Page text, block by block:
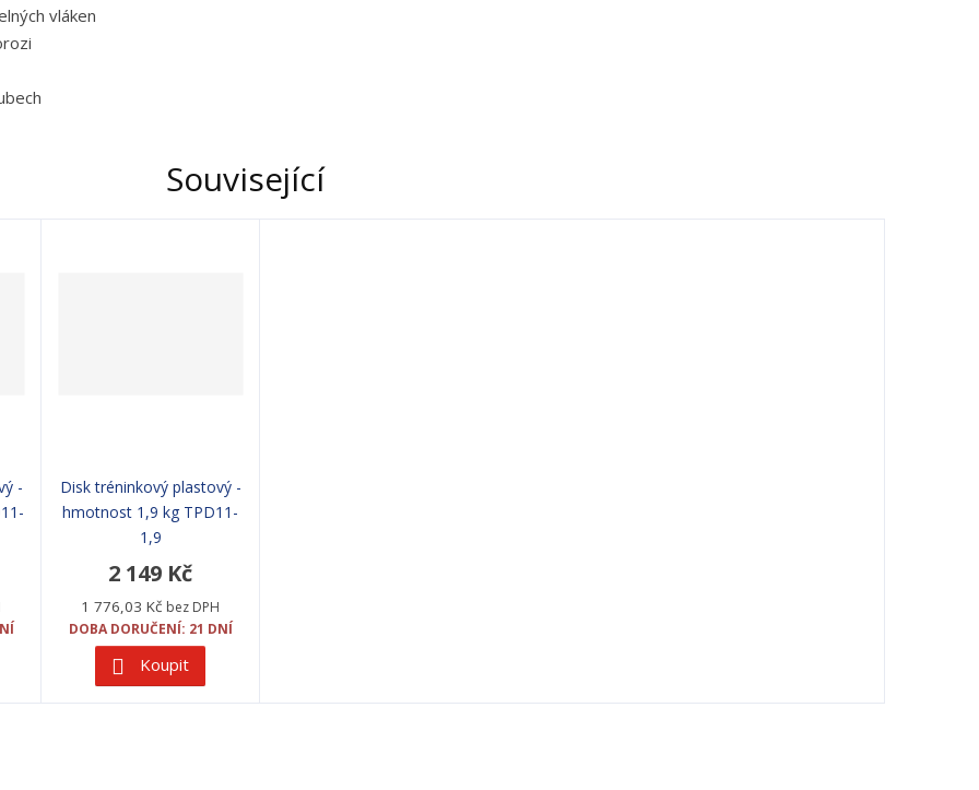
vláken
Související
-
Disk tréninkový plastový -
hmotnost 1,9 kg TPD11-
1,9
2 149 Kč
1 776,03 Kč bez DPH
DOBA DORUČENÍ: 21 DNÍ
Koupit